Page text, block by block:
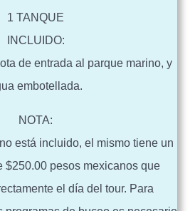
1 TANQUE
INCLUIDO:
de entrada al parque marino, y
embotellada.
NOTA:
está incluido, el mismo tiene un
$250.00 pesos mexicanos que
el día del tour. Para